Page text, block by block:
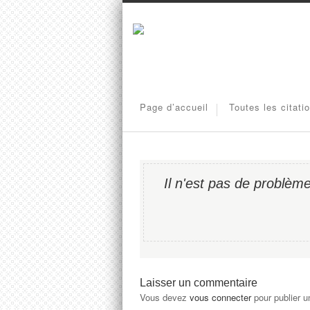
Page d’accueil Toutes les
Il n'est pas de
Laisser un commentaire
Vous devez vous connecterpour publier